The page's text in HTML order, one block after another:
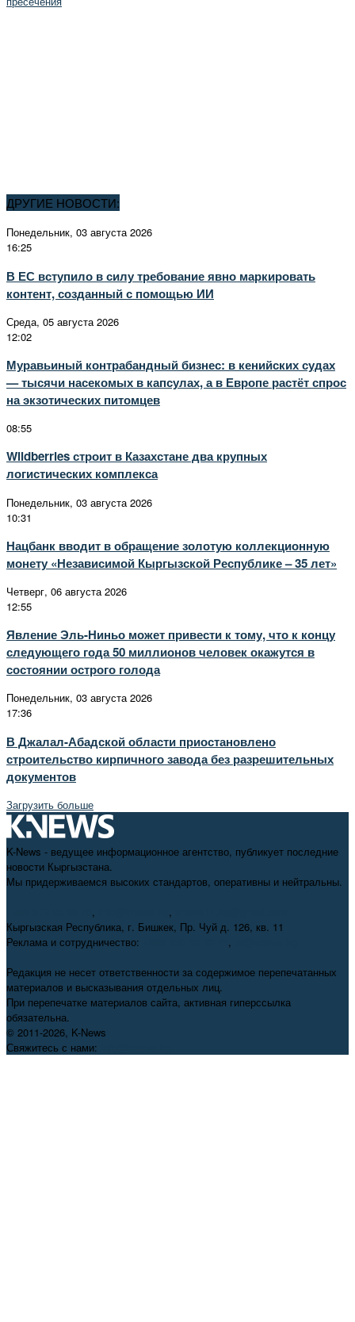
ДРУГИЕ НОВОСТИ:
Понедельник, 03 августа 2026
16:25
В ЕС вступило в силу требование явно маркировать
контент, созданный с помощью ИИ
Среда, 05 августа 2026
12:02
Муравьиный контрабандный бизнес: в кенийских судах
— тысячи насекомых в капсулах, а в Европе растёт спрос
на экзотических питомцев
08:55
Wildberries строит в Казахстане два крупных
логистических комплекса
Понедельник, 03 августа 2026
10:31
Нацбанк вводит в обращение золотую коллекционную
монету «Независимой Кыргызской Республике – 35 лет»
Четверг, 06 августа 2026
12:55
Явление Эль-Ниньо может привести к тому, что к концу
следующего года 50 миллионов человек окажутся в
состоянии острого голода
Понедельник, 03 августа 2026
17:36
В Джалал-Абадской области приостановлено
строительство кирпичного завода без разрешительных
документов
Загрузить больше
K-News - ведущее информационное агентство, публикует последние
новости Кыргызстана.
Мы придерживаемся высоких стандартов, оперативны и нейтральны.
, ,
Кыргызская Республика, г. Бишкек, Пр. Чуй д. 126, кв. 11
Реклама и сотрудничество:
,
Редакция не несет ответственности за содержимое перепечатанных
материалов и высказывания отдельных лиц.
При перепечатке материалов сайта, активная гиперссылка
обязательна.
© 2011-2026, K-News
Свяжитесь с нами: